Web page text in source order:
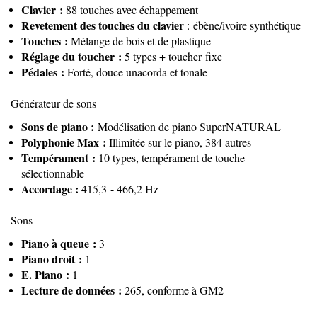
Clavier : 88 touches avec échappement
Revetement des touches du clavier : ébène/ivoire synthétique
Touches : Mélange de bois et de plastique
Réglage du toucher : 5 types + toucher fixe
Pédales : Forté, douce unacorda et tonale
Générateur de sons
Sons de piano : Modélisation de piano SuperNATURAL
Polyphonie Max : Illimitée sur le piano, 384 autres
Tempérament : 10 types, tempérament de touche
sélectionnable
Accordage : 415,3 - 466,2 Hz
Sons
Piano à queue : 3
Piano droit : 1
E. Piano : 1
Lecture de données : 265, conforme à GM2